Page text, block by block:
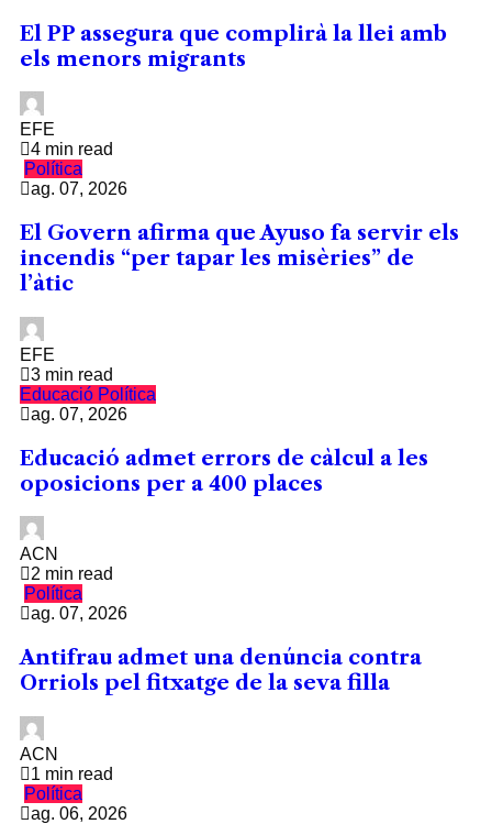
El PP assegura que complirà la llei amb
els menors migrants
EFE
4 min read
Política
ag. 07, 2026
El Govern afirma que Ayuso fa servir els
incendis “per tapar les misèries” de
l’àtic
EFE
3 min read
Educació Política
ag. 07, 2026
Educació admet errors de càlcul a les
oposicions per a 400 places
ACN
2 min read
Política
ag. 07, 2026
Antifrau admet una denúncia contra
Orriols pel fitxatge de la seva filla
ACN
1 min read
Política
ag. 06, 2026